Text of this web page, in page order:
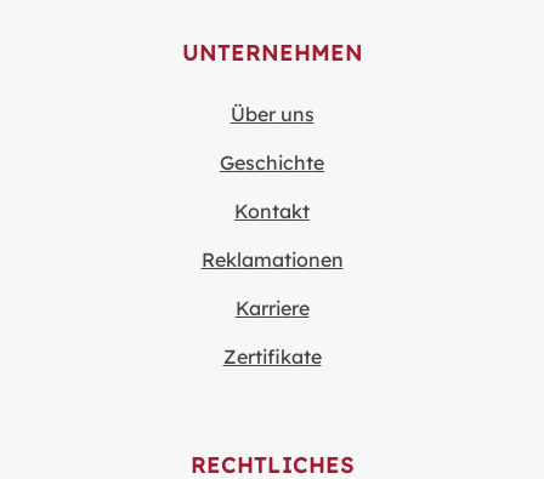
UNTERNEHMEN
Über uns
Geschichte
Kontakt
Reklamationen
Karriere
Zertifikate
RECHTLICHES